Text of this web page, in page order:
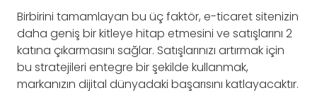
Birbirini tamamlayan bu üç faktör, e-ticaret sitenizin
daha geniş bir kitleye hitap etmesini ve satışlarını 2
katına çıkarmasını sağlar. Satışlarınızı artırmak için
bu stratejileri entegre bir şekilde kullanmak,
markanızın dijital dünyadaki başarısını katlayacaktır.